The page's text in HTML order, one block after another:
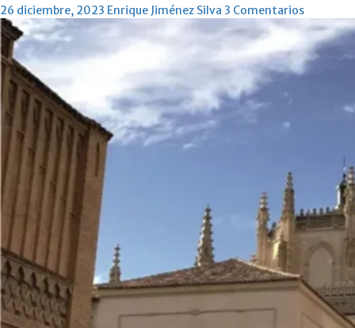
26 diciembre, 2023 Enrique Jiménez Silva 3 Comentarios